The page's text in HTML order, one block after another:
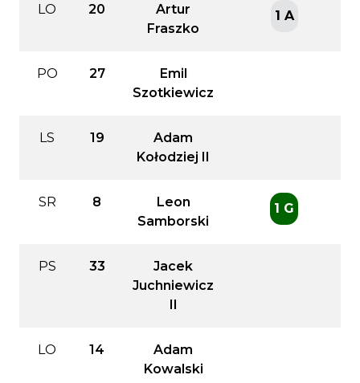
LO 20
Artur
Fraszko
1 A
PO 27
Emil
Szotkiewicz
LS 19
Adam
Kołodziej II
SR 8
Leon
Samborski
1 G
PS 33
Jacek
Juchniewicz
II
LO 14
Adam
Kowalski